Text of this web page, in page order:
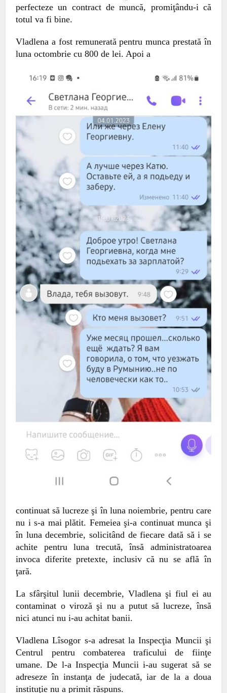
perfecteze un contract de muncă, promiţându-i că
totul va fi bine.
Vladlena a fost remunerată pentru munca prestată în
luna octombrie cu 800 de lei. Apoi a
continuat să lucreze şi în luna noiembrie, pentru care
nu i s-a mai plătit. Femeiea şi-a continuat munca şi
în luna decembrie, solicitând de fiecare dată să i se
achite pentru luna trecută, însă administratoarea
invoca diferite pretexte, inclusiv că nu se află în
ţară.
La sfârşitul lunii decembrie, Vladlena şi fiul ei au
contaminat o viroză şi nu a putut să lucreze, însă
nici atunci nu i-auachitat banii.
Vladlena Lîsogor s-a adresat la Inspecţia Muncii şi
Centrul pentru combaterea traficului de fiinţe
umane. De l-a Inspecţia Muncii i-au sugerat să se
adreseze în instanţa de judecată, iar de la a doua
instituţie nua primit răspuns.